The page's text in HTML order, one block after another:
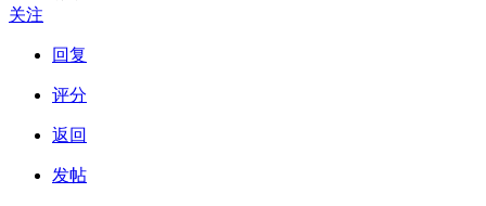
关注
回复
评分
返回
发帖